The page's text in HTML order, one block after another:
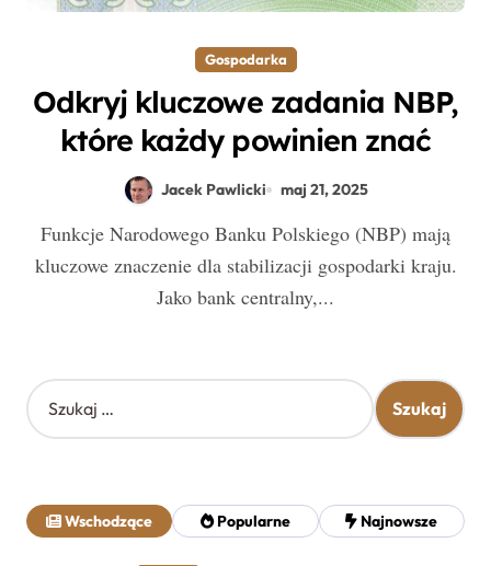
Gospodarka
Odkryj kluczowe zadania NBP,
które każdy powinien znać
Jacek Pawlicki maj 21, 2025
Funkcje Narodowego Banku Polskiego (NBP) mają
kluczowe znaczenie dla stabilizacji gospodarki kraju.
Jako bank centralny,...
S
z
j
:
Wschodzące Popularne Najnowsze